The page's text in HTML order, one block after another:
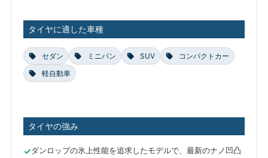
タイヤに適した車種
セダン ミニバン SUV
コンパクトカー
軽自動車
タイヤの強み
ダンロップの氷上性能を追求したモデルで、最新のナノ凹凸